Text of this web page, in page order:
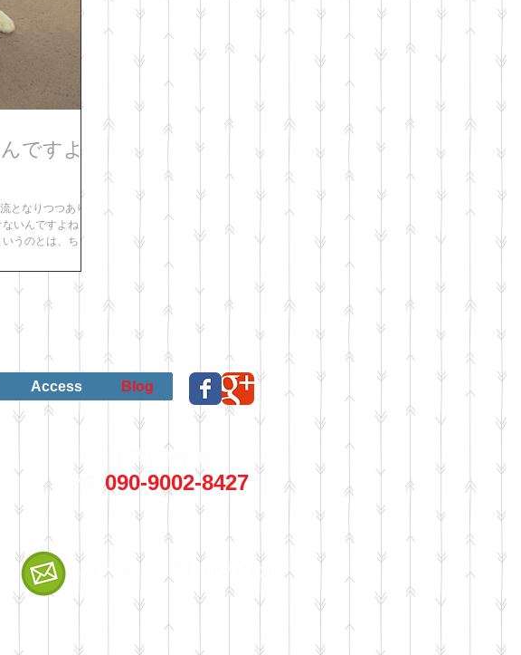
ですよ
となりつつありま
いんですよね？』
うのとは、ちょっ
のですが、『叱っ
Access Blog
お問い合わせ
☎︎ 090-9002-8427
←メールによるお問い合わせ